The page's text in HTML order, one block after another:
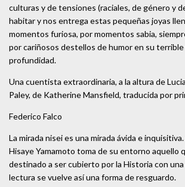
culturas y de tensiones (raciales, de género y
habitar y nos entrega estas pequeñas joyas
momentos furiosa, por momentos sabia,
por cariñosos destellos de humor en su
profundidad.
Una cuentista extraordinaria, a la altura de
Paley, de Katherine Mansfield, traducida por
Federico Falco
La mirada nisei es una mirada ávida e
Hisaye Yamamoto toma de su entorno aquello
destinado a ser cubierto por la Historia con una
lectura se vuelve así una forma de resguardo.